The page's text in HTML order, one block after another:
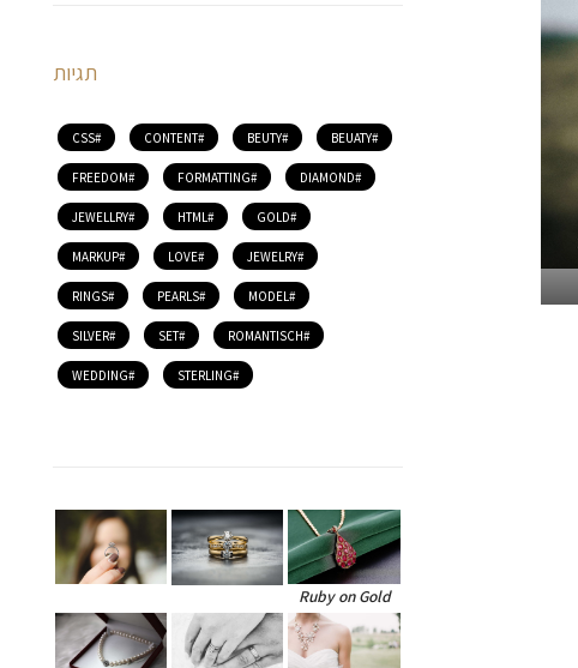
תגיות
BEUATY
BEUTY
CONTENT
CSS
DIAMOND
FORMATTING
FREEDOM
GOLD
HTML
JEWELLRY
JEWELRY
LOVE
MARKUP
MODEL
PEARLS
RINGS
ROMANTISCH
SET
SILVER
STERLING
WEDDING
Ruby on Gold